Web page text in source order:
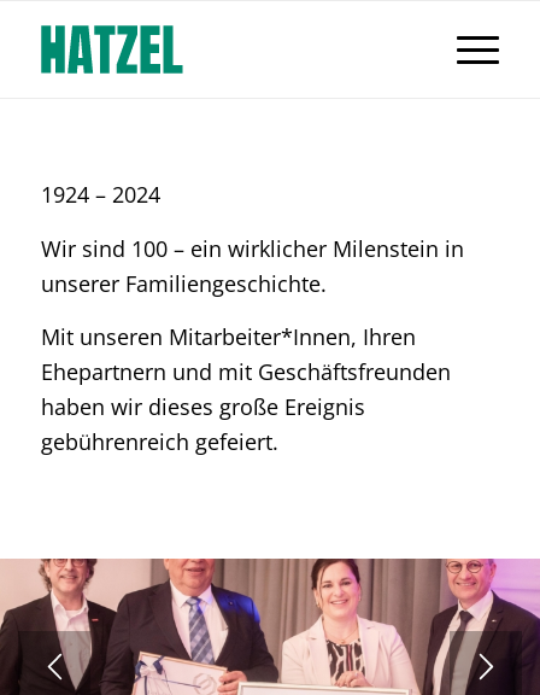
1924 – 2024
Wir sind 100 – ein wirklicher Milenstein in
unserer Familiengeschichte.
Mit unseren Mitarbeiter*Innen, Ihren
Ehepartnern und mit Geschäftsfreunden
haben wir dieses große Ereignis
gebührenreich gefeiert.